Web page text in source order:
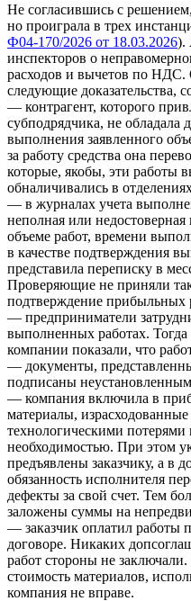
Не согласившись с
но проиграла в трех
Ф04-170/2026 от 18.03.2026).
инспекторов о
расходов и вычетов по
следующие доказательства,
— контрагент, которого
субподрядчика, не обладала
выполнения заявленного
за работу средства она
которые, якобы, эти работы
обналичивались в
— в журналах учета
неполная или
объеме работ, времени
в качестве подтверждения
представила переписку в
Проверяющие не приняли
подтверждение прибыльных
— предприниматели
выполненных работах. Тогда
компании показали, что
— документы,
подписаны
— компания включила в
материалы,
технологическими потерями
необходимостью. При этом
предъявлены заказчику, а в
обязанность исполнителя
дефекты за свой счет. Тем
заложены суммы на
— заказчик оплатил работы
договоре. Никаких
работ стороны не
стоимость материалов,
компания не вправе.